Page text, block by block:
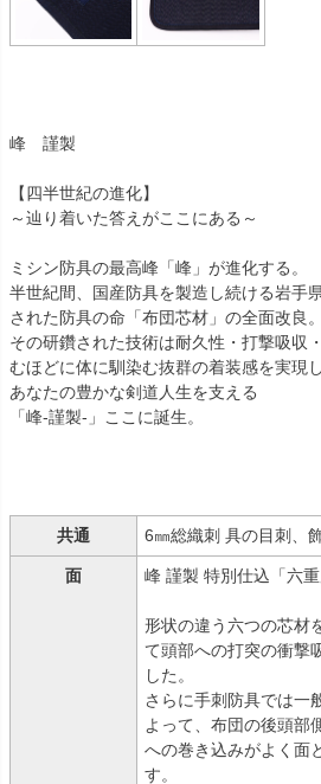
峰 謹製
【四半世紀の進化】
～辿り着いた答えがここにある～
ミシン防具の最高峰「峰」が進化する。
半世紀間、国産防具を製造し続ける岩手
された防具の命「布団芯材」の全面改良。
その研鑽された技術は耐久性・打撃吸収
むほどに体に馴染む抜群の着装感を実現し
あなたの豊かな剣道人生を支える
「峰-謹製-」ここに誕生。
共通 6㎜総織刺 具の目刺、
面 峰 謹製 特別仕込「六重
形状の違う六つの芯材
て頭部への打突の衝撃
した。
さらに手刺防具では一
よって、布団の後頭部
への巻き込みがよく面
す。